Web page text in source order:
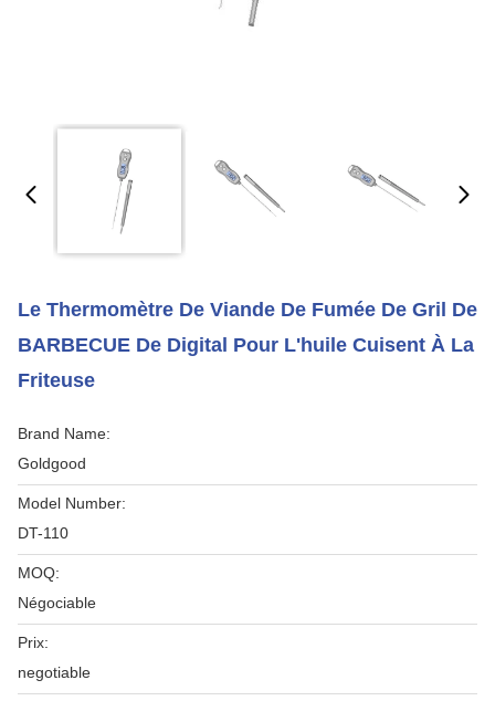
Le Thermomètre De Viande De Fumée De Gril De
BARBECUE De Digital Pour L'huile Cuisent À La
Friteuse
Brand Name:
Goldgood
Model Number:
DT-110
MOQ:
Négociable
Prix:
negotiable